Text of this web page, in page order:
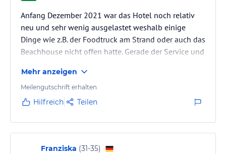
Anfang Dezember 2021 war das Hotel noch relativ
neu und sehr wenig ausgelastet weshalb einige
Dinge wie z.B. der Foodtruck am Strand oder auch das
Beachhouse nicht offen hatte. Gerade der Service und
Zimmer war Top, Essen gerade für meine Frau leider
Flop.
Mehr anzeigen
Meilengutschrift erhalten
Hilfreich Teilen
Franziska (31-35)